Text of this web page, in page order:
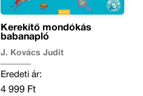
Kerekítő mondókás
babanapló
J. Kovács Judit
Eredeti ár:
4 999 Ft